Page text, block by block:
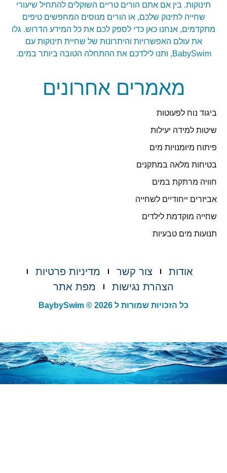
תינוקות. בין אם אתם הורים טריים השוקלים להתחיל שיעורי
שחייה לתינוק שלכם, או הורים מנוסים המחפשים טיפים
מתקדמים, אנחנו כאן כדי לספק לכם את כל המידע הדרוש. גלו
את עולם האפשרויות והיתרונות של שחיית תינוקות עם
BabySwim, ותנו לילדכם את ההתחלה הטובה ביותר במים.
מאמרים אחרונים
ביגוד נוח לפעוטות
שיטות למידה יעילות
פיתוח מיומנויות מים
בטיחות מלאה במתקנים
חוויה מרתקת במים
אביזרים ייחודיים לשחייה
שחייה מוקדמת לילדים
תנועות מים טבעיות
אודות צור קשר
מדיניות פרטיות
הצהרת נגישות
מפת אתר
כל הזכויות שמורות ל BaybySwim © 2026